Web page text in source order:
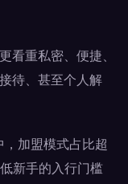
看重私密、便捷、
待、甚至个人解
加盟模式占比超
新手的入行门槛